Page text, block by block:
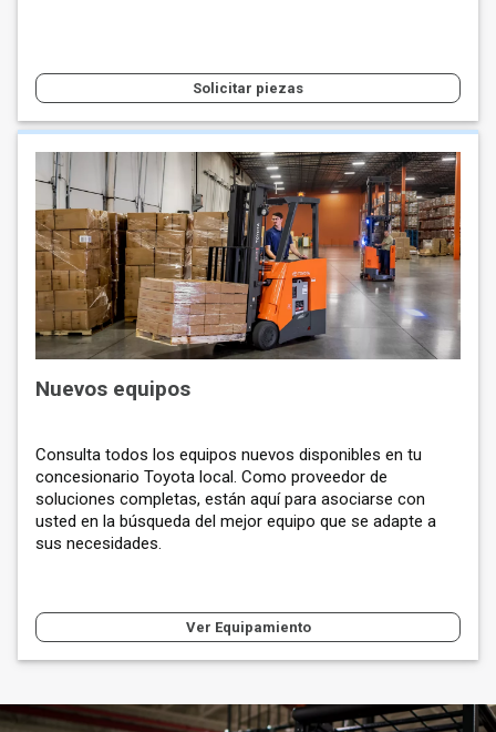
Solicitar piezas
Nuevos equipos
Consulta todos los equipos nuevos disponibles en tu
concesionario Toyota local. Como proveedor de
soluciones completas, están aquí para asociarse con
usted en la búsqueda del mejor equipo que se adapte a
sus necesidades.
Ver Equipamiento